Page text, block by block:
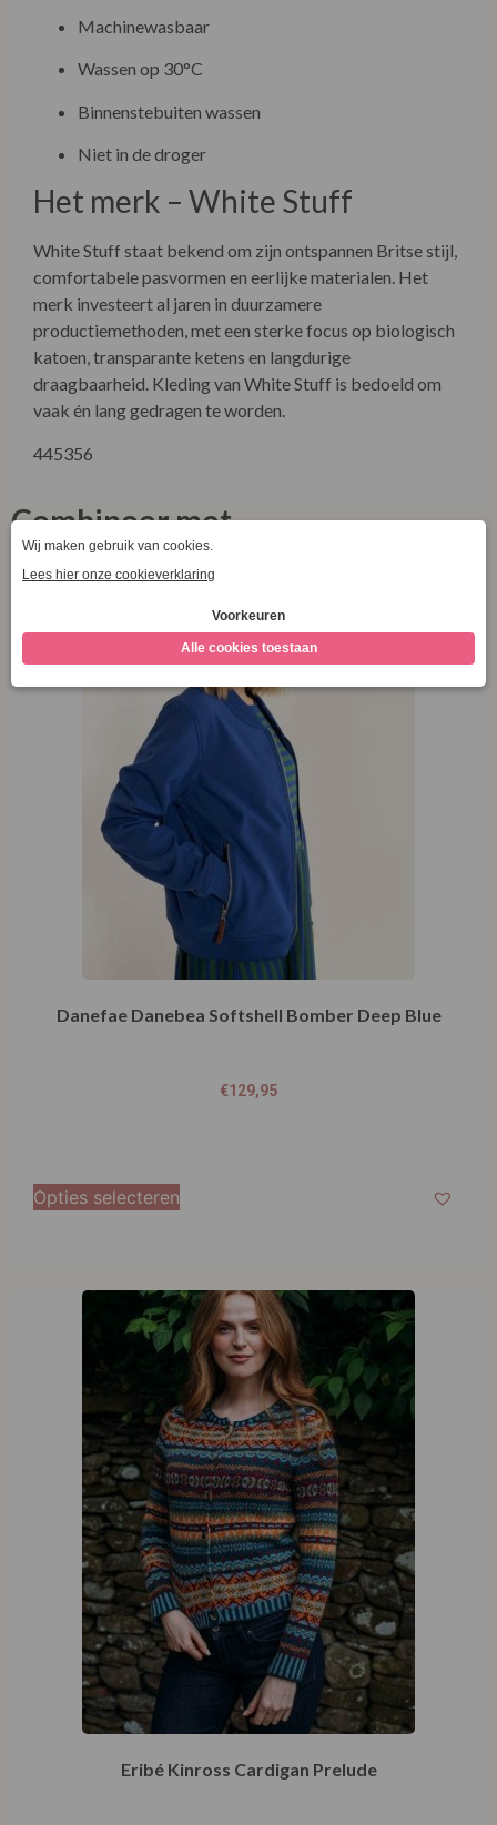
Machinewasbaar
Wassen op 30°C
Binnenstebuiten wassen
Niet in de droger
Het merk – White Stuff
White Stuff staat bekend om zijn ontspannen Britse stijl,
comfortabele pasvormen en eerlijke materialen. Het
merk investeert al jaren in duurzamere
productiemethoden, met een sterke focus op biologisch
katoen, transparante ketens en langdurige
draagbaarheid. Kleding van White Stuff is bedoeld om
vaak én lang gedragen te worden.
445356
Combineer met
Danefae Danebea Softshell Bomber Deep Blue
€129,95
Opties selecteren
Eribé Kinross Cardigan Prelude